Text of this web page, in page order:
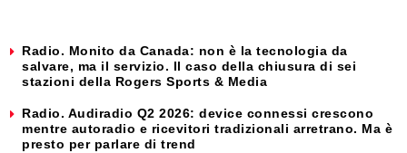
Radio. Monito da Canada: non è la tecnologia da
salvare, ma il servizio. Il caso della chiusura di sei
stazioni della Rogers Sports & Media
Radio. Audiradio Q2 2026: device connessi crescono
mentre autoradio e ricevitori tradizionali arretrano. Ma è
presto per parlare di trend